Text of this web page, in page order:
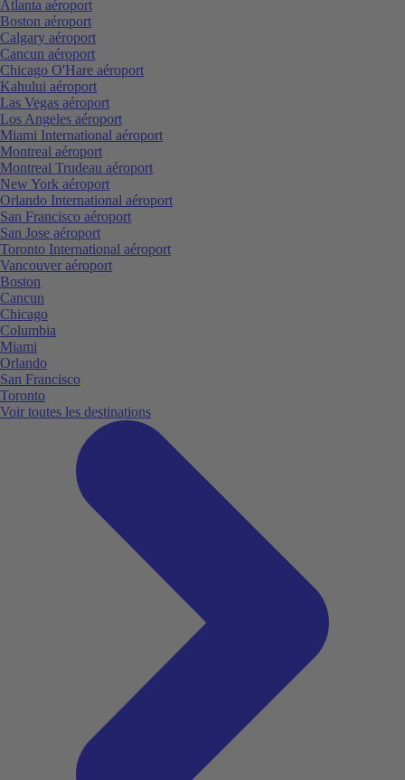
Atlanta aéroport
Boston aéroport
Calgary aéroport
Cancun aéroport
Chicago O'Hare aéroport
Kahului aéroport
Las Vegas aéroport
Los Angeles aéroport
Miami International aéroport
Montreal aéroport
Montreal Trudeau aéroport
New York aéroport
Orlando International aéroport
San Francisco aéroport
San Jose aéroport
Toronto International aéroport
Vancouver aéroport
Boston
Cancun
Chicago
Columbia
Miami
Orlando
San Francisco
Toronto
Voir toutes les destinations